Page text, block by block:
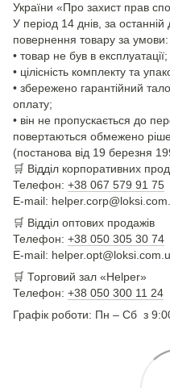
України «Про захист прав
У період 14 днів, за
повернення товару за умови:
• товар не був в
• цілісність комплекту та
• збережено гарантійний
оплату;
• він не пропускається до
повертаються обмежено
(постанова від 19 березня
🛒 Відділ корпоративних
Телефон: +38 067 579 91 75
E-mail:
🛒 Відділ оптових продажів
Телефон: +38 050 305 30 74
E-mail:
🛒 Торговий зал «Helper»
Телефон: +38 050 300 11 24
Графік роботи: Пн – Сб з